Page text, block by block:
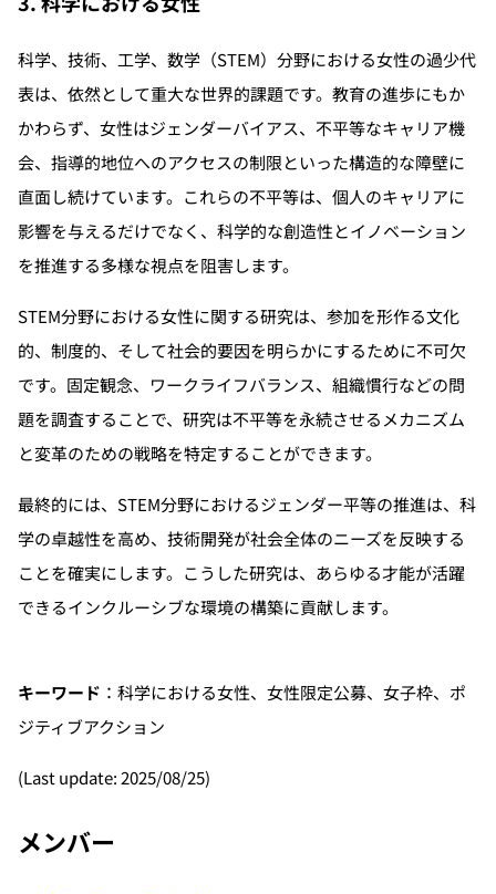
科学、技術、工学、数学（STEM）分野における女性の過少代
表は、依然として重大な世界的課題です。教育の進歩にもか
かわらず、女性はジェンダーバイアス、不平等なキャリア機
会、指導的地位へのアクセスの制限といった構造的な障壁に
直面し続けています。これらの不平等は、個人のキャリアに
影響を与えるだけでなく、科学的な創造性とイノベーション
を推進する多様な視点を阻害します。
STEM分野における女性に関する研究は、参加を形作る文化
的、制度的、そして社会的要因を明らかにするために不可欠
です。固定観念、ワークライフバランス、組織慣行などの問
題を調査することで、研究は不平等を永続させるメカニズム
と変革のための戦略を特定することができます。
最終的には、STEM分野におけるジェンダー平等の推進は、科
学の卓越性を高め、技術開発が社会全体のニーズを反映する
ことを確実にします。こうした研究は、あらゆる才能が活躍
できるインクルーシブな環境の構築に貢献します。
キーワード ：科学における女性、女性限定公募、女子枠、ポ
ジティブアクション
(Last update: 2025/08/25)
メンバー